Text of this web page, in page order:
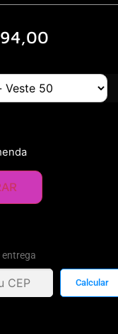
94,00
entrega